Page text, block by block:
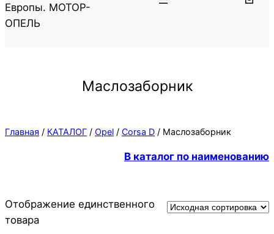
Европы. МОТОР-
ОПЕЛЬ
Маслозаборник
Главная / КАТАЛОГ / Opel / Corsa D / Маслозаборник
В каталог по наименованию
Отображение единственного
товара